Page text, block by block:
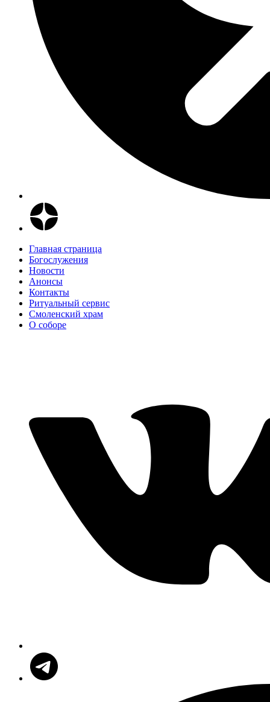
Главная страница
Богослужения
Новости
Анонсы
Контакты
Ритуальный сервис
Смоленский храм
О соборе